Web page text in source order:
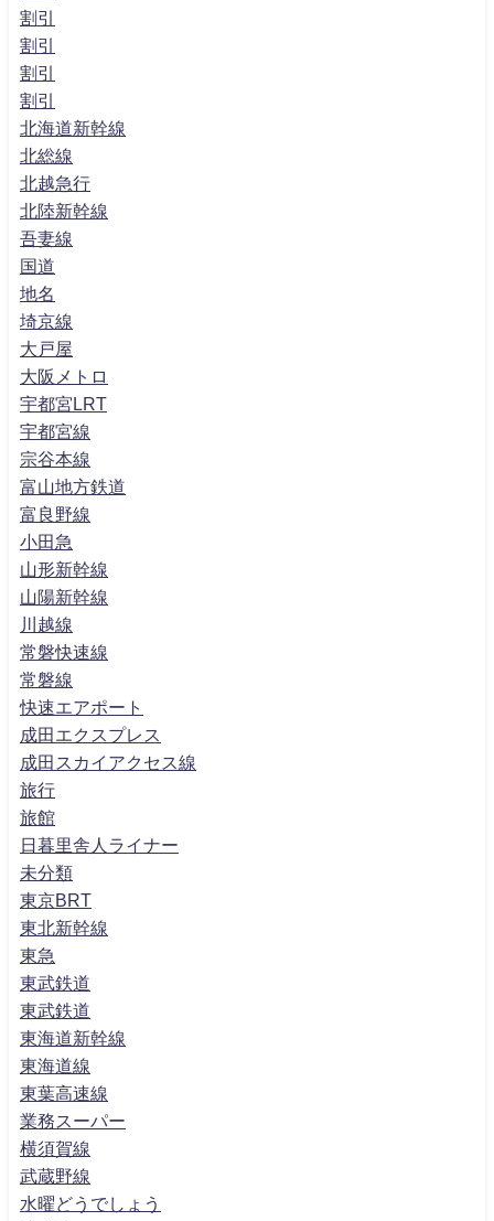
割引
割引
割引
割引
北海道新幹線
北総線
北越急行
北陸新幹線
吾妻線
国道
地名
埼京線
大戸屋
大阪メトロ
宇都宮LRT
宇都宮線
宗谷本線
富山地方鉄道
富良野線
小田急
山形新幹線
山陽新幹線
川越線
常磐快速線
常磐線
快速エアポート
成田エクスプレス
成田スカイアクセス線
旅行
旅館
日暮里舎人ライナー
未分類
東京BRT
東北新幹線
東急
東武鉄道
東武鉄道
東海道新幹線
東海道線
東葉高速線
業務スーパー
横須賀線
武蔵野線
水曜どうでしょう